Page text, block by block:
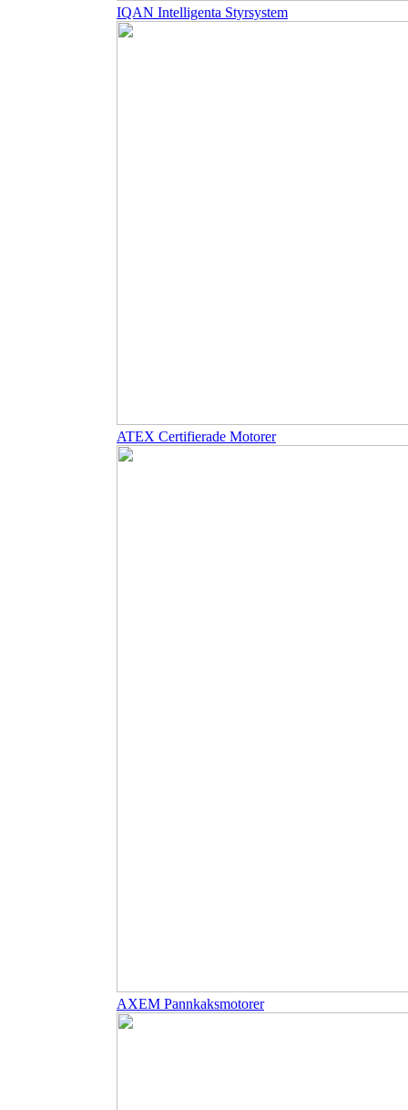
IQAN Intelligenta Styrsystem
ATEX Certifierade Motorer
AXEM Pannkaksmotorer